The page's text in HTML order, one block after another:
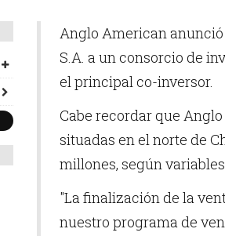
Anglo American
S.A. a un consorcio de
el principal co-inversor.
Cabe recordar que
situadas en el norte de
millones, según
"La finalización de la
nuestro programa de